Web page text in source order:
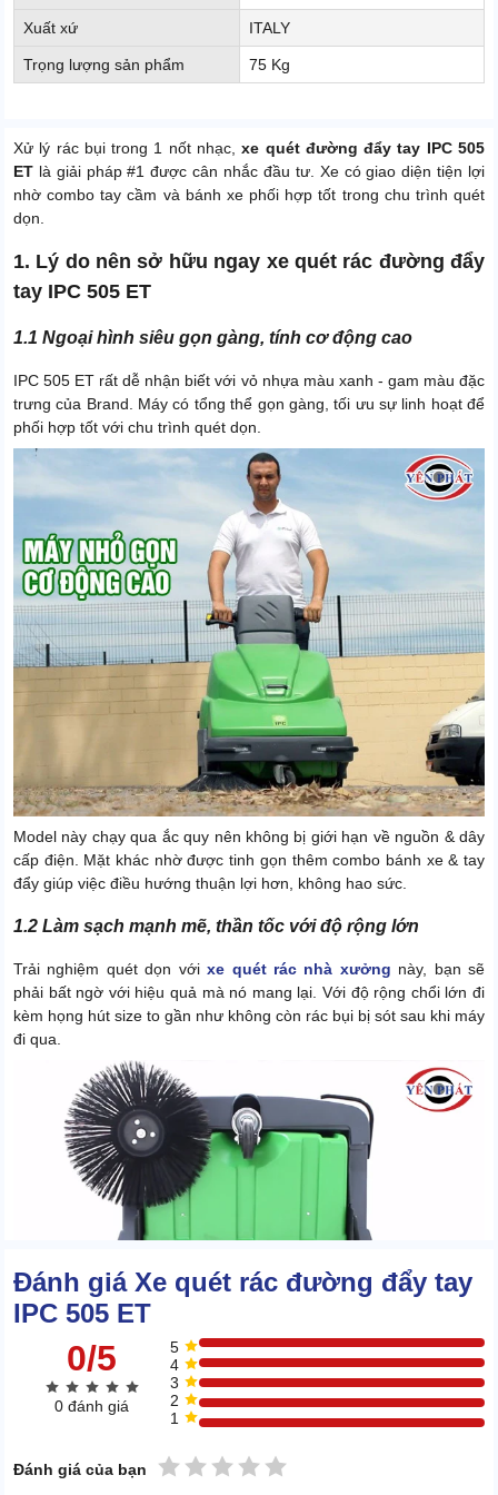
Xuất xứ ITALY
Trọng lượng sản phẩm 75 Kg
Xử lý rác bụi trong 1 nốt nhạc,xe quét đường đẩy tay IPC 505
ET là giải pháp #1 được cân nhắc đầu tư. Xe có giao diện tiện lợi
nhờ combo tay cầm và bánh xe phối hợp tốt trong chu trình quét
dọn.
1. Lý do nên sở hữu ngay xe quét rác đường đẩy
tay IPC 505 ET
1.1 Ngoại hình siêu gọn gàng, tính cơ động cao
IPC 505 ET rất dễ nhận biết với vỏ nhựa màu xanh - gam màu đặc
trưng của Brand. Máy có tổng thể gọn gàng, tối ưu sự linh hoạt để
phối hợp tốt với chu trình quét dọn.
Model này chạy qua ắc quy nên không bị giới hạn về nguồn & dây
cấp điện. Mặt khác nhờ được tinh gọn thêm combo bánh xe & tay
đẩy giúp việc điều hướng thuận lợi hơn, không hao sức.
1.2 Làm sạch mạnh mẽ, thần tốc với độ rộng lớn
Trải nghiệm quét dọn vớixe quét rác nhà xưởng này, bạn sẽ
phải bất ngờ với hiệu quả mà nó mang lại. Với độ rộng chổi lớn đi
kèm họng hút size to gần như không còn rác bụi bị sót sau khi máy
đi qua.
2450 m2/h. Máy di chuyển tốt với tốc độ 3,5 km/h vừa không hao
Đánh giá Xe quét rác đường đẩy tay
IPC 505 ET
0/5
0 đánh giá
5
4
3
2
1
Đánh giá của bạn 5 sao
4 sao
3 sao
2 sao
1 sao